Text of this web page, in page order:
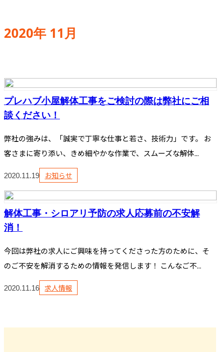
2020年 11月
プレハブ小屋解体工事をご検討の際は弊社にご相
談ください！
弊社の強みは、「誠実で丁寧な仕事と若さ、技術力」です。 お
客さまに寄り添い、きめ細やかな作業で、スムーズな解体...
2020.11.19 お知らせ
解体工事・シロアリ予防の求人応募前の不安解
消！
今回は弊社の求人にご興味を持ってくださった方のために、そ
のご不安を解消するための情報を発信します！ こんなご不...
2020.11.16 求人情報